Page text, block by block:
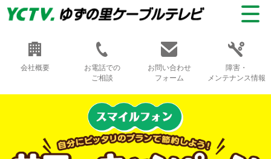
会社概要
お電話での
ご相談
お問い合わせ
フォーム
障害・
メンテナンス情報